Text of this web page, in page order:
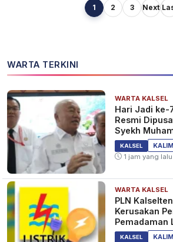
Polisi
KALSEL 10
Pelaku
Belitung
Tubi Tusuk
Polisi dalam
KALSEL 11
1 2 3 Next
WARTA TERKINI
WARTA KALSEL
Hari Jadi ke-
Resmi
Syekh
Banjari
KALSEL
1 jam yang lalu
WARTA KALSEL
PLN
Kerusakan
Pemadaman
KALSEL